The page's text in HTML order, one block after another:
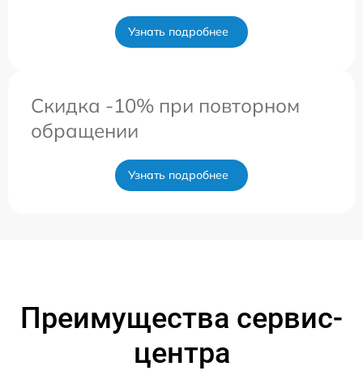
Узнать подробнее
Скидка -10% при повторном
обращении
Узнать подробнее
Преимущества сервис-
центра